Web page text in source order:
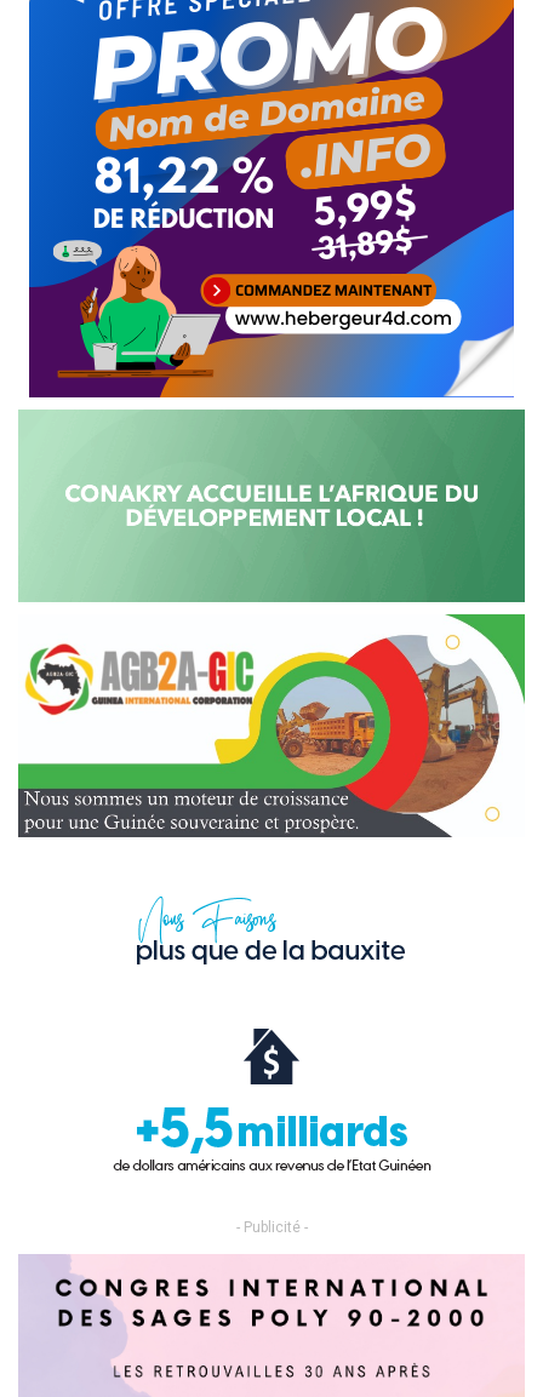
- Publicité -